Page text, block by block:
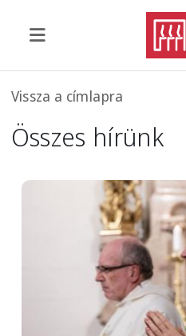
Morzsa
Vissza a címlapra
Összes hírünk
Image